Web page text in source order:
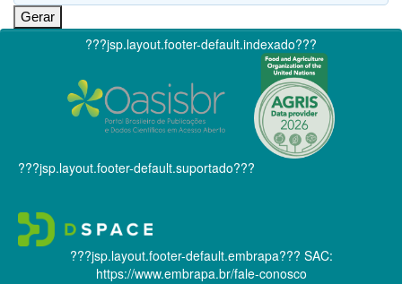
???jsp.layout.footer-default.indexado???
???jsp.layout.footer-default.suportado???
???jsp.layout.footer-default.embrapa??? SAC:
https://www.embrapa.br/fale-conosco